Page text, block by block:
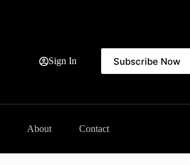
Sign In Subscribe Now
About Contact